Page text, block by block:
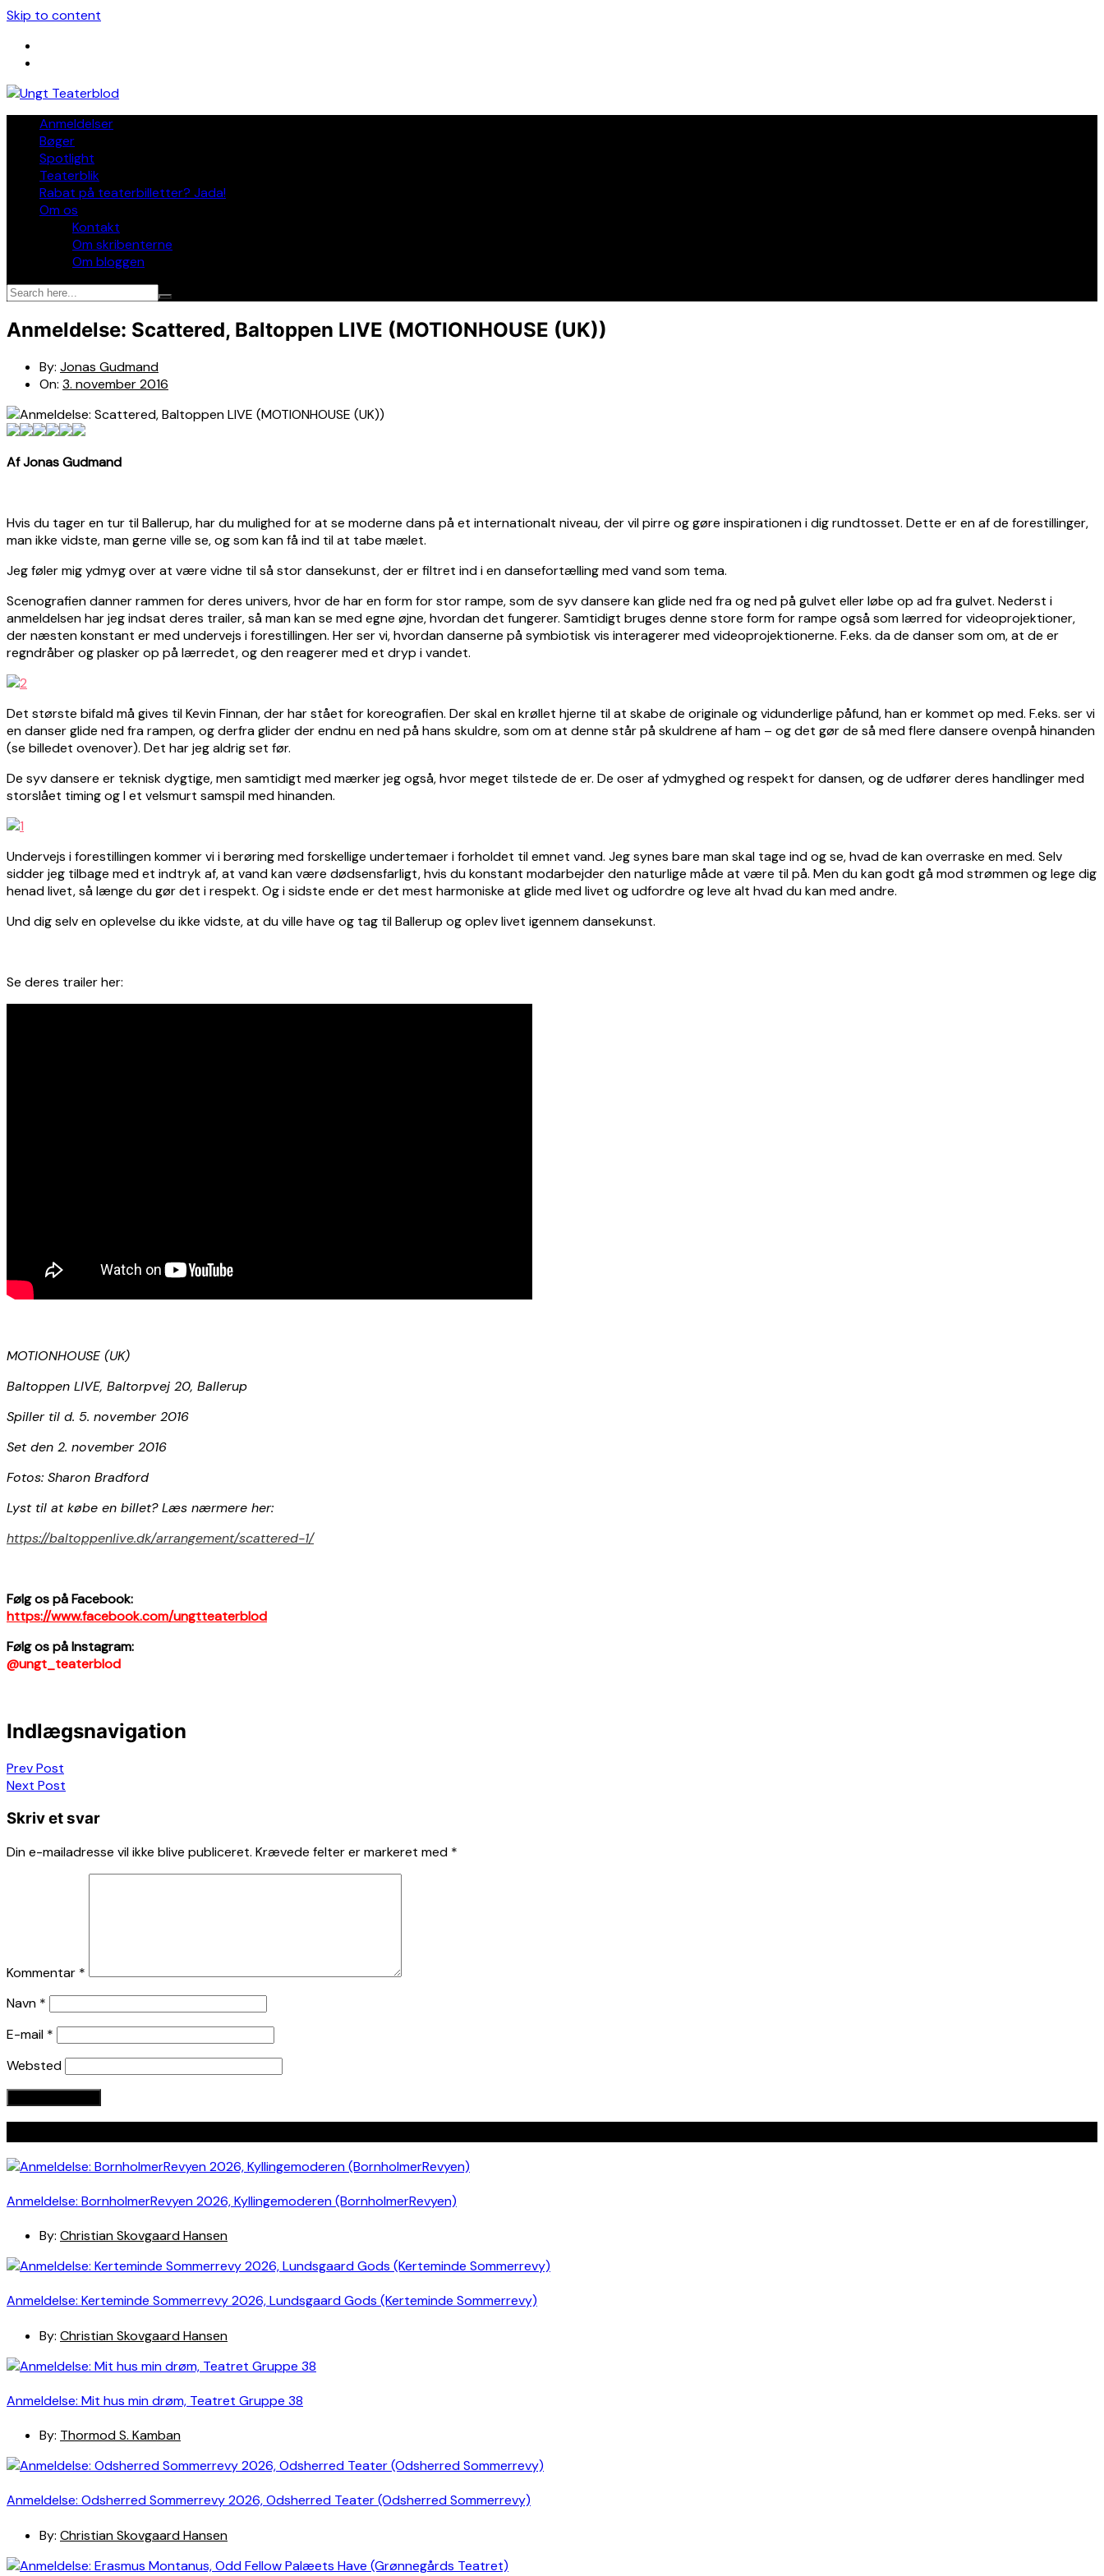
Skip to content
Anmeldelser
Bøger
Spotlight
Teaterblik
Rabat på teaterbilletter? Jada!
Om os
Kontakt
Om skribenterne
Om bloggen
Anmeldelse: Scattered, Baltoppen LIVE (MOTIONHOUSE (UK))
By: Jonas Gudmand
On: 3. november 2016
Af Jonas Gudmand
Hvis du tager en tur til Ballerup, har du mulighed for at se moderne dans på et internationalt niveau, der vil pirre og gøre inspirationen i dig rundtosset. Dette er en af de forestillinger,
man ikke vidste, man gerne ville se, og som kan få ind til at tabe mælet.
Jeg føler mig ydmyg over at være vidne til så stor dansekunst, der er filtret ind i en dansefortælling med vand som tema.
Scenografien danner rammen for deres univers, hvor de har en form for stor rampe, som de syv dansere kan glide ned fra og ned på gulvet eller løbe op ad fra gulvet. Nederst i
anmeldelsen har jeg indsat deres trailer, så man kan se med egne øjne, hvordan det fungerer. Samtidigt bruges denne store form for rampe også som lærred for videoprojektioner,
der næsten konstant er med undervejs i forestillingen. Her ser vi, hvordan danserne på symbiotisk vis interagerer med videoprojektionerne. F.eks. da de danser som om, at de er
regndråber og plasker op på lærredet, og den reagerer med et dryp i vandet.
Det største bifald må gives til Kevin Finnan, der har stået for koreografien. Der skal en krøllet hjerne til at skabe de originale og vidunderlige påfund, han er kommet op med. F.eks. ser vi
en danser glide ned fra rampen, og derfra glider der endnu en ned på hans skuldre, som om at denne står på skuldrene af ham – og det gør de så med flere dansere ovenpå hinanden
(se billedet ovenover). Det har jeg aldrig set før.
De syv dansere er teknisk dygtige, men samtidigt med mærker jeg også, hvor meget tilstede de er. De oser af ydmyghed og respekt for dansen, og de udfører deres handlinger med
storslået timing og I et velsmurt samspil med hinanden.
Undervejs i forestillingen kommer vi i berøring med forskellige undertemaer i forholdet til emnet vand. Jeg synes bare man skal tage ind og se, hvad de kan overraske en med. Selv
sidder jeg tilbage med et indtryk af, at vand kan være dødsensfarligt, hvis du konstant modarbejder den naturlige måde at være til på. Men du kan godt gå mod strømmen og lege dig
henad livet, så længe du gør det i respekt. Og i sidste ende er det mest harmoniske at glide med livet og udfordre og leve alt hvad du kan med andre.
Und dig selv en oplevelse du ikke vidste, at du ville have og tag til Ballerup og oplev livet igennem dansekunst.
Se deres trailer her:
MOTIONHOUSE (UK)
Baltoppen LIVE, Baltorpvej 20, Ballerup
Spiller til d. 5. november 2016
Set den 2. november 2016
Fotos: Sharon Bradford
Lyst til at købe en billet? Læs nærmere her:
https://baltoppenlive.dk/arrangement/scattered-1/
Følg os på Facebook:
https://www.facebook.com/ungtteaterblod
Følg os på Instagram:
@ungt_teaterblod
Indlægsnavigation
Prev Post
Next Post
Skriv et svar
Din e-mailadresse vil ikke blive publiceret. Krævede felter er markeret med *
Kommentar *
Navn *
E-mail *
Websted
Anmeldelse: BornholmerRevyen 2026, Kyllingemoderen (BornholmerRevyen)
By: Christian Skovgaard Hansen
Anmeldelse: Kerteminde Sommerrevy 2026, Lundsgaard Gods (Kerteminde Sommerrevy)
By: Christian Skovgaard Hansen
Anmeldelse: Mit hus min drøm, Teatret Gruppe 38
By: Thormod S. Kamban
Anmeldelse: Odsherred Sommerrevy 2026, Odsherred Teater (Odsherred Sommerrevy)
By: Christian Skovgaard Hansen